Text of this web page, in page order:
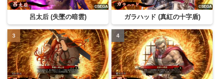
呂太后 (失墜の暗雲) ガラハッド (真紅の十字盾)